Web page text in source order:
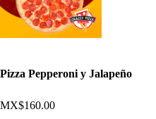
Pizza Pepperoni y Jalapeño
MX$160.00